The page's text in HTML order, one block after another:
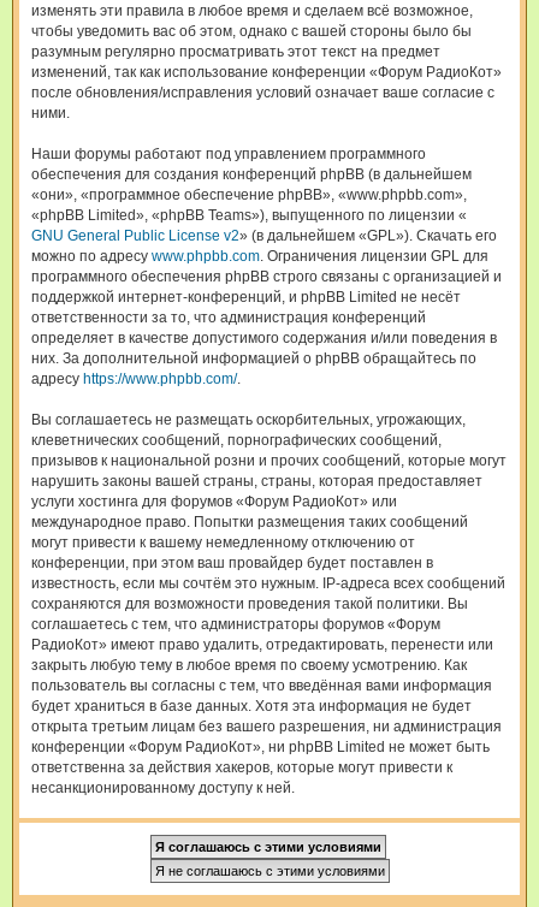
изменять эти правила в любое время и сделаем всё возможное,
чтобы уведомить вас об этом, однако с вашей стороны было бы
разумным регулярно просматривать этот текст на предмет
изменений, так как использование конференции «Форум РадиоКот»
после обновления/исправления условий означает ваше согласие с
ними.
Наши форумы работают под управлением программного
обеспечения для создания конференций phpBB (в дальнейшем
«они», «программное обеспечение phpBB», «www.phpbb.com»,
«phpBB Limited», «phpBB Teams»), выпущенного по лицензии «
GNU General Public License v2» (в дальнейшем «GPL»). Скачать его
можно по адресу www.phpbb.com. Ограничения лицензии GPL для
программного обеспечения phpBB строго связаны с организацией и
поддержкой интернет-конференций, и phpBB Limited не несёт
ответственности за то, что администрация конференций
определяет в качестве допустимого содержания и/или поведения в
них. За дополнительной информацией о phpBB обращайтесь по
адресу https://www.phpbb.com/.
Вы соглашаетесь не размещать оскорбительных, угрожающих,
клеветнических сообщений, порнографических сообщений,
призывов к национальной розни и прочих сообщений, которые могут
нарушить законы вашей страны, страны, которая предоставляет
услуги хостинга для форумов «Форум РадиоКот» или
международное право. Попытки размещения таких сообщений
могут привести к вашему немедленному отключению от
конференции, при этом ваш провайдер будет поставлен в
известность, если мы сочтём это нужным. IP-адреса всех сообщений
сохраняются для возможности проведения такой политики. Вы
соглашаетесь с тем, что администраторы форумов «Форум
РадиоКот» имеют право удалить, отредактировать, перенести или
закрыть любую тему в любое время по своему усмотрению. Как
пользователь вы согласны с тем, что введённая вами информация
будет храниться в базе данных. Хотя эта информация не будет
открыта третьим лицам без вашего разрешения, ни администрация
конференции «Форум РадиоКот», ни phpBB Limited не может быть
ответственна за действия хакеров, которые могут привести к
несанкционированному доступу к ней.